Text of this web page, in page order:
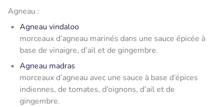
Agneau :
Agneau vindaloo
morceaux d’agneau marinés dans une sauce épicée à
base de vinaigre, d’ail et de gingembre.
Agneau madras
morceaux d’agneau avec une sauce à base d’épices
indiennes, de tomates, d’oignons, d’ail et de
gingembre.